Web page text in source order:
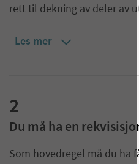
rett til dekning av deler av
Les mer
2
Du må ha en
Som hovedregel må du ha